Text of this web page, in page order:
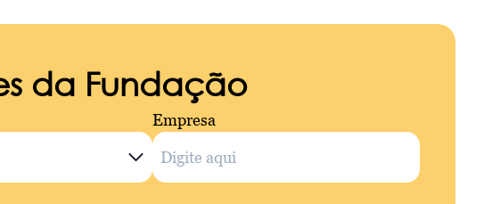
da Fundação
Empresa